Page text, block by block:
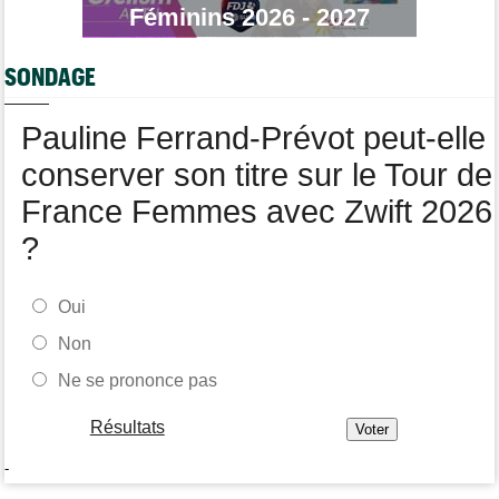
Tour de France Femmes
Ferrand-Prévot : "Pour le général, c'est irrécupérable..."
Média
Féminins 2026 - 2027
SONDAGE
Pauline Ferrand-Prévot peut-elle
conserver son titre sur le Tour de
France Femmes avec Zwift 2026
?
Oui
Non
Ne se prononce pas
Résultats
-